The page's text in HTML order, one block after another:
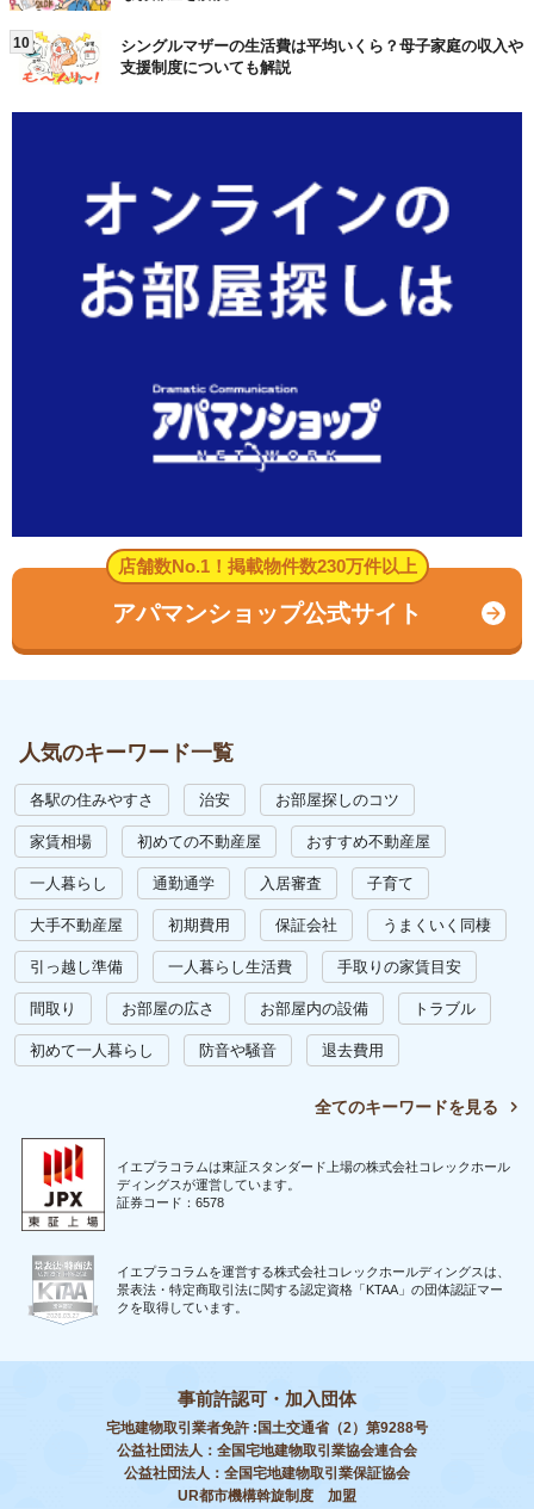
10
シングルマザーの生活費は平均いくら？母子家庭の収入や
支援制度についても解説
店舗数No.1！掲載物件数230万件以上
アパマンショップ公式サイト
人気のキーワード一覧
各駅の住みやすさ 治安 お部屋探しのコツ
家賃相場 初めての不動産屋 おすすめ不動産屋
一人暮らし 通勤通学 入居審査 子育て
大手不動産屋 初期費用 保証会社 うまくいく同棲
引っ越し準備 一人暮らし生活費 手取りの家賃目安
間取り お部屋の広さ お部屋内の設備 トラブル
初めて一人暮らし 防音や騒音 退去費用
全てのキーワードを見る
イエプラコラムは東証スタンダード上場の株式会社コレックホール
ディングスが運営しています。
証券コード：6578
イエプラコラムを運営する株式会社コレックホールディングスは、
景表法・特定商取引法に関する認定資格「KTAA」の団体認証マー
クを取得しています。
事前許認可・加入団体
宅地建物取引業者免許 :国土交通省（2）第9288号
公益社団法人：全国宅地建物取引業協会連合会
公益社団法人：全国宅地建物取引業保証協会
UR都市機構斡旋制度 加盟